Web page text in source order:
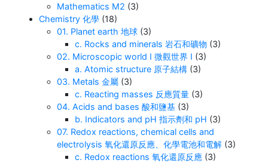
Mathematics M2 (3)
Chemistry 化學 (18)
01. Planet earth 地球 (3)
c. Rocks and minerals 岩石和礦物 (3)
02. Microscopic world I 微觀世界 I (3)
a. Atomic structure 原子結構 (3)
03. Metals 金屬 (3)
c. Reacting masses 反應質量 (3)
04. Acids and bases 酸和鹽基 (3)
b. Indicators and pH 指示劑和 pH (3)
07. Redox reactions, chemical cells and
electrolysis 氧化還原反應、化學電池和電解 (3)
c. Redox reactions 氧化還原反應 (3)